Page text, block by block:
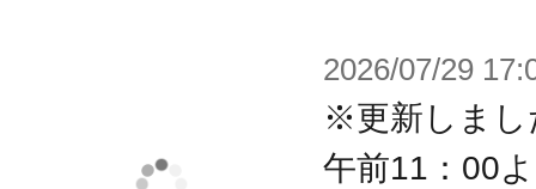
2026/07/29
※更新しま
午前11：00